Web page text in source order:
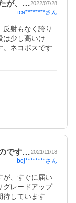
が、…2022/07/28
tca********さん
反射もなく誇り
は少し高いけ
。ネコポスです
です…2021/11/18
boj********さん
が、すぐに届い
グレードアップ
待しています